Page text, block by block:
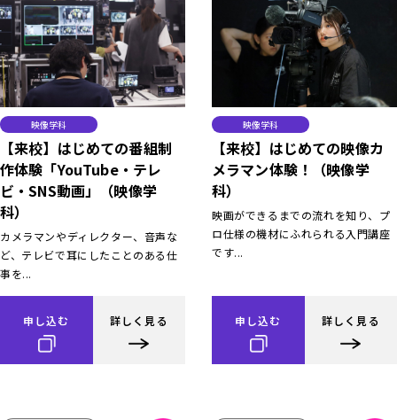
映像学科
【来校】はじめての番組制
作体験「YouTube・テレ
ビ・SNS動画」（映像学
科）
カメラマンやディレクター、音声な
ど、テレビで耳にしたことのある仕
事を...
申し込む 詳しく見る
映像学科
【来校】はじめての映像カ
メラマン体験！（映像学
科）
映画ができるまでの流れを知り、プ
ロ仕様の機材にふれられる入門講座
です...
申し込む 詳しく見る